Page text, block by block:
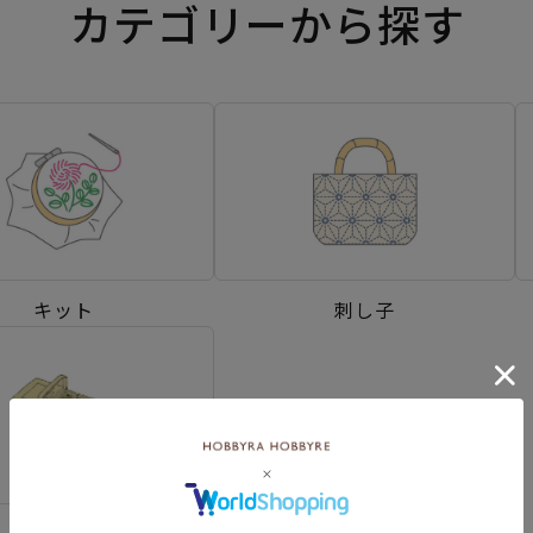
カテゴリーから探す
キット 刺し子